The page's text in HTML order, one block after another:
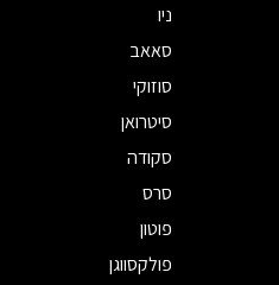
ניו
סאאב
סוזוקי
סיטרואן
סקודה
סרס
פוטון
פולקסווגן